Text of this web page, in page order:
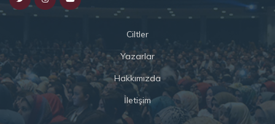
Ciltler
Yazarlar
Hakkımızda
İletişim